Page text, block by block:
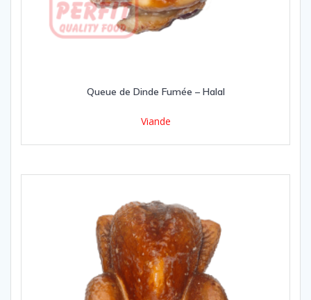
Queue de Dinde Fumée – Halal
Viande